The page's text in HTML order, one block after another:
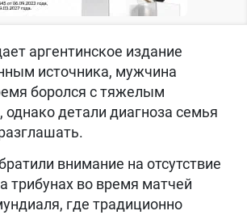
аргентинское издание
источника, мужчина
боролся с тяжелым
однако детали диагноза семья
внимание на отсутствие
трибунах во время матчей
где традиционно